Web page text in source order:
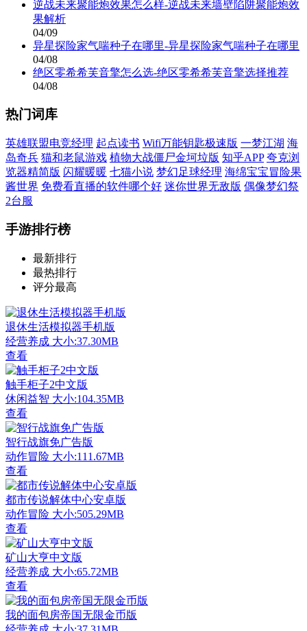
逆战未来聚能炮效果怎么样-逆战未来墙壁陷阱聚能炮效
果解析
04/09
异星探险家气喘种子在哪里-异星探险家气喘种子在哪里
04/08
绝区零希希芙音擎怎么选-绝区零希希芙音擎选择推荐
04/08
热门词库
英雄联盟电竞经理 起点读书 Wifi万能钥匙极速版 一梦江湖 海
岛奇兵 猫和老鼠游戏 植物大战僵尸金坷垃版 知乎APP 夸克浏
览器精简版 闪耀暖暖 七猫小说 梦幻足球经理 海绵宝宝冒险果
酱世界 免费看直播的软件哪个好 迷你世界无敌版 偶像梦幻祭
2台服
手游排行榜
最新排行
最热排行
评分最高
退休生活模拟器手机版
经营养成 大小:37.30MB
查看
触手柜子2中文版
休闲益智 大小:104.35MB
查看
智行战旗免广告版
动作冒险 大小:111.67MB
查看
都市传说解体中心安卓版
动作冒险 大小:505.29MB
查看
矿山大亨中文版
经营养成 大小:65.72MB
查看
我的面包房帝国无限金币版